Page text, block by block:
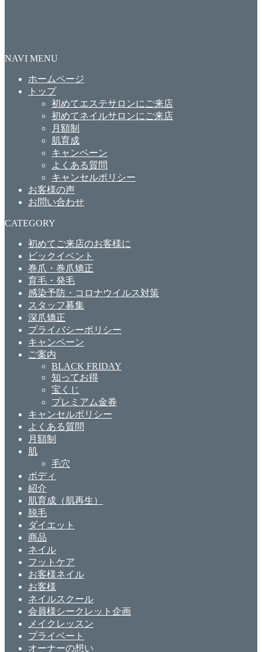
NAVI MENU
ホームページ
トップ
初めてエステサロンにご来店
初めてネイルサロンにご来店
月額制
肌育成
キャンペーン
よくある質問
キャンセルポリシー
お客様の声
お問い合わせ
CATEGORY
初めてご来店のお客様に
ビックイベント
巻爪・巻爪矯正
育毛・発毛
感染予防・コロナウイルス対策
スタッフ募集
深爪矯正
プライバシーポリシー
キャンペーン
ご案内
BLACK FRIDAY
知ってお得
宝くじ
プレミアム金券
キャンセルポリシー
よくある質問
月額制
肌
毛穴
ボディ
紹介
肌育成（肌再生）
脱毛
ダイエット
商品
ネイル
フットケア
お客様ネイル
お客様
ネイルスクール
会員様シークレット企画
メイクレッスン
プライベート
オーナーの想い